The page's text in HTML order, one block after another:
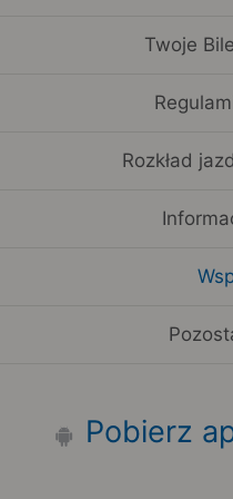
Twoje
Rozkład
Pobierz